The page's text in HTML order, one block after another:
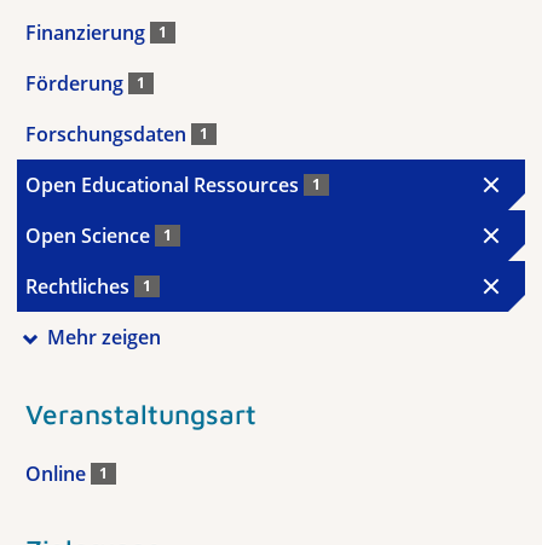
Finanzierung 1
Förderung 1
Forschungsdaten 1
Open Educational Ressources 1
Open Science 1
Rechtliches 1
Mehr zeigen
Veranstaltungsart
Online 1